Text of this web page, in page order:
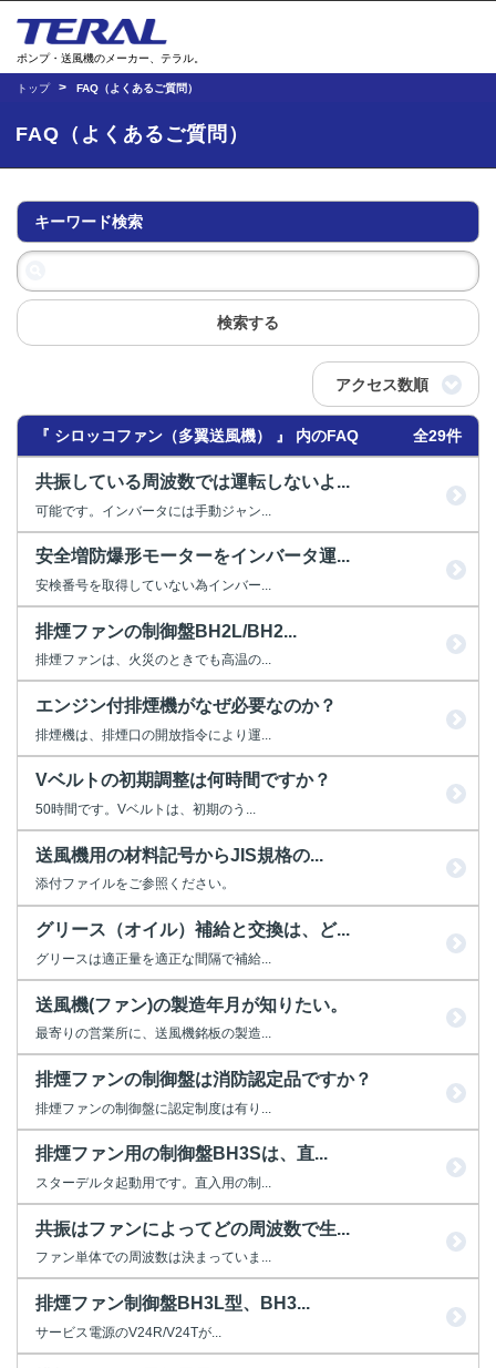
ポンプ・送風機のメーカー、テラル。
トップ FAQ（よくあるご質問）
FAQ（よくあるご質問）
キーワード検索
検索する
アクセス数順
『 シロッコファン（多翼送風機） 』 内のFAQ 全29件
共振している周波数では運転しないよ...
可能です。インバータには手動ジャン...
安全増防爆形モーターをインバータ運...
安検番号を取得していない為インバー...
排煙ファンの制御盤BH2L/BH2...
排煙ファンは、火災のときでも高温の...
エンジン付排煙機がなぜ必要なのか？
排煙機は、排煙口の開放指令により運...
Vベルトの初期調整は何時間ですか？
50時間です。Vベルトは、初期のう...
送風機用の材料記号からJIS規格の...
添付ファイルをご参照ください。
グリース（オイル）補給と交換は、ど...
グリースは適正量を適正な間隔で補給...
送風機(ファン)の製造年月が知りたい。
最寄りの営業所に、送風機銘板の製造...
排煙ファンの制御盤は消防認定品ですか？
排煙ファンの制御盤に認定制度は有り...
排煙ファン用の制御盤BH3Sは、直...
スターデルタ起動用です。直入用の制...
共振はファンによってどの周波数で生...
ファン単体での周波数は決まっていま...
排煙ファン制御盤BH3L型、BH3...
サービス電源のV24R/V24Tが...